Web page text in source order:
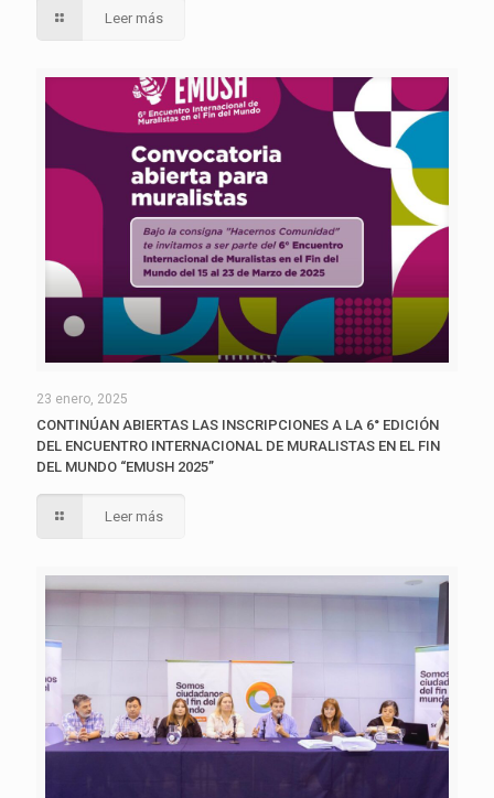
Leer más
23 enero, 2025
CONTINÚAN ABIERTAS LAS INSCRIPCIONES A LA 6° EDICIÓN
DEL ENCUENTRO INTERNACIONAL DE MURALISTAS EN EL FIN
DEL MUNDO “EMUSH 2025”
Leer más